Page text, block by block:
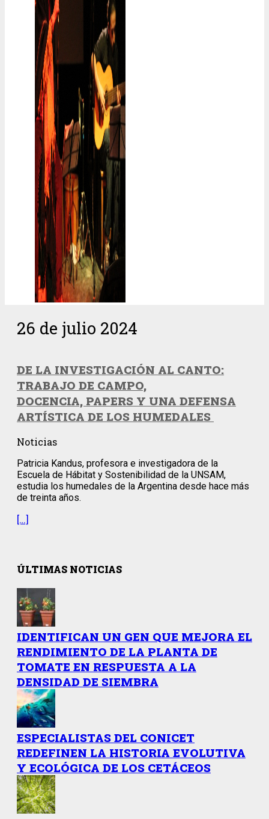
26 de julio 2024
DE LA INVESTIGACIÓN AL CANTO:
TRABAJO DE CAMPO,
DOCENCIA, PAPERS Y UNA DEFENSA
ARTÍSTICA DE LOS HUMEDALES
Noticias
Patricia Kandus, profesora e investigadora de la
Escuela de Hábitat y Sostenibilidad de la UNSAM,
estudia los humedales de la Argentina desde hace más
de treinta años.
[…]
ÚLTIMAS NOTICIAS
IDENTIFICAN UN GEN QUE MEJORA EL
RENDIMIENTO DE LA PLANTA DE
TOMATE EN RESPUESTA A LA
DENSIDAD DE SIEMBRA
ESPECIALISTAS DEL CONICET
REDEFINEN LA HISTORIA EVOLUTIVA
Y ECOLÓGICA DE LOS CETÁCEOS